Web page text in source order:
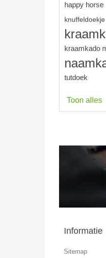
happy horse
knuffeldoekje
kraamkado
tutdoek
Toon alles
Informatie
Sitemap